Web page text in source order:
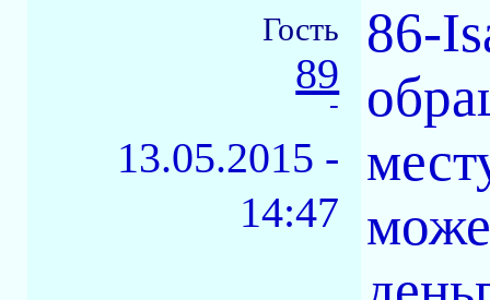
Гость
89
-
13.05.2015 -
14:47
86-